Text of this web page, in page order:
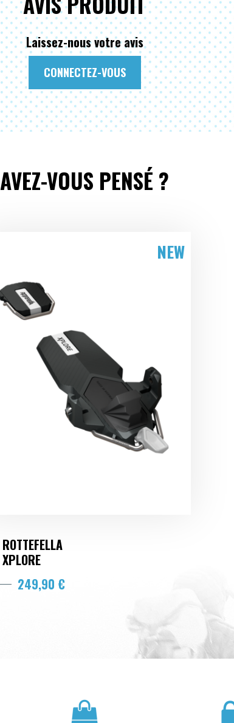
Laissez-nous votre avis
CONNECTEZ-VOUS
AVEZ-VOUS PENSÉ ?
NEW
ROTTEFELLA
XPLORE
249,90 €